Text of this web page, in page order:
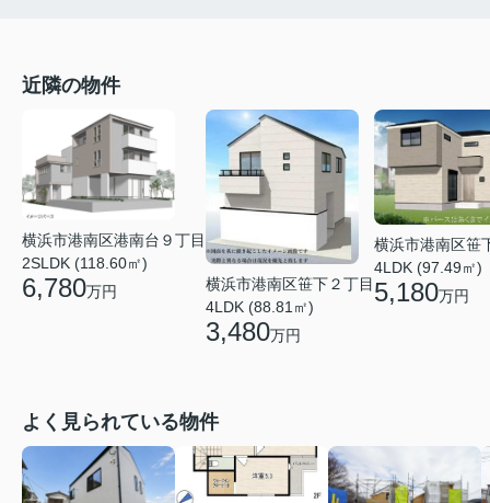
近隣の物件
横浜市港南区港南台９丁目
2SLDK (118.60㎡)
6,780万円
横浜市港南区笹下２丁目
4LDK (88.81㎡)
3,480万円
横浜市港南区笹
4LDK (97.49㎡)
5,180万円
よく見られている物件